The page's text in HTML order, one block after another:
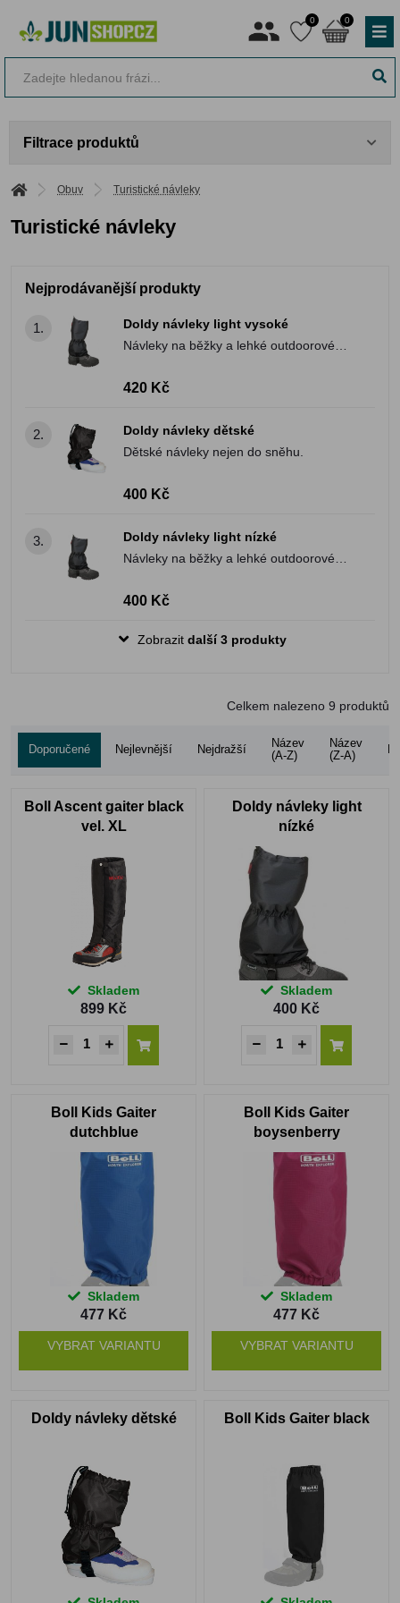
0 0
Filtrace produktů
Obuv Turistické návleky
Turistické návleky
Nejprodávanější produkty
1.
Doldy návleky light vysoké
Návleky na běžky a lehké outdoorové
420 Kč
2.
Doldy návleky dětské
Dětské návleky nejen do sněhu.
400 Kč
3.
Doldy návleky light nízké
Návleky na běžky a lehké outdoorové
400 Kč
Zobrazit další 3 produkty
Celkem nalezeno 9 produktů
Doporučené Nejlevnější Nejdražší
Název
(A-Z)
Název
(Z-A)
Boll Ascent gaiter black
vel. XL
Skladem
899 Kč
Doldy návleky light
nízké
Skladem
400 Kč
Boll Kids Gaiter
dutchblue
Skladem
477 Kč
VYBRAT VARIANTU
Boll Kids Gaiter
boysenberry
Skladem
477 Kč
VYBRAT VARIANTU
Doldy návleky dětské Boll Kids Gaiter black